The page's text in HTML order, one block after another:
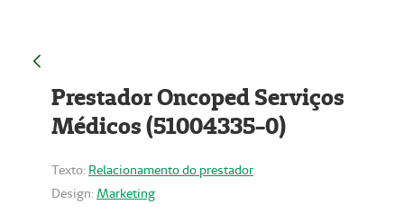
Prestador Oncoped Serviços
Médicos (51004335-0)
Texto: Relacionamento do prestador
Design: Marketing